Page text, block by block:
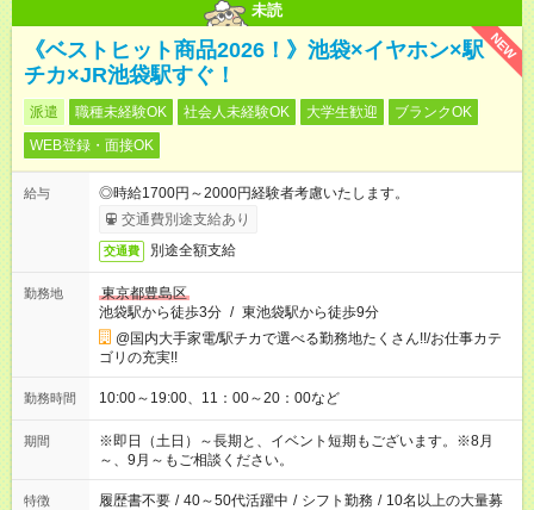
未読
NEW
《ベストヒット商品2026！》池袋×イヤホン×駅
チカ×JR池袋駅すぐ！
派遣 職種未経験OK 社会人未経験OK 大学生歓迎
ブランクOK
WEB登録・面接OK
給与
◎時給1700円～2000円経験者考慮いたします。
交通費別途支給あり
交通費 別途全額支給
勤務地
東京都豊島区
池袋駅から徒歩3分 / 東池袋駅から徒歩9分
@国内大手家電/駅チカで選べる勤務地たくさん!!/お仕事カテ
ゴリの充実!!
勤務時間 10:00～19:00、11：00～20：00など
期間
※即日（土日）～長期と、イベント短期もございます。※8月
～、9月～もご相談ください。
特徴 履歴書不要 / 40～50代活躍中 / シフト勤務 / 10名以上の大量募